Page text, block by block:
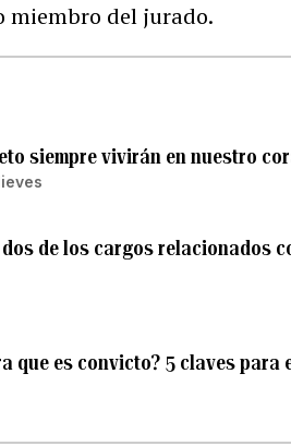
miembro del jurado.
siempre vivirán en nuestro
de los cargos relacionados
que es convicto? 5 claves para